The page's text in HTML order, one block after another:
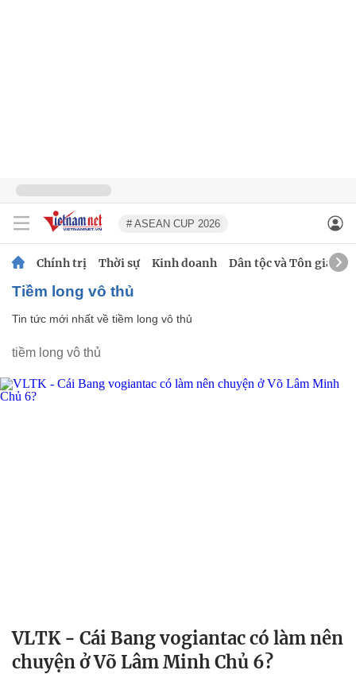
# ASEAN CUP 2026
Chính trị Thời sự Kinh doanh Dân tộc và Tôn giáo
tiềm long vô thủ
Tin tức mới nhất về tiềm long vô thủ
tiềm long vô thủ
VLTK - Cái Bang vogiantac có làm nên
chuyện ở Võ Lâm Minh Chủ 6?